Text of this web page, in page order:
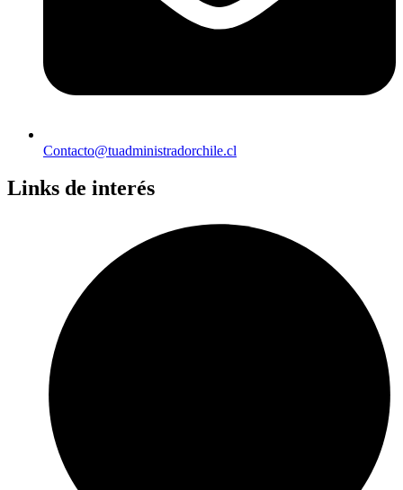
Contacto@tuadministradorchile.cl
Links de interés